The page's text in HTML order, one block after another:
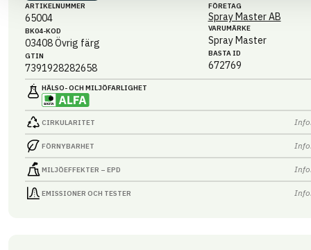
ARTIKEL­NUMMER
65004
BK04-KOD
03408Övrig färg
GTIN
7391928282658
FÖRETAG
Spray Master AB
VARUMÄRKE
Spray Master
BASTA ID
672769
HÄLSO- OCH MILJÖ­FARLIGHET
CIRKULARITET
FÖRNYBARHET
MILJÖEFFEKTER – EPD
EMISSIONER OCH TESTER